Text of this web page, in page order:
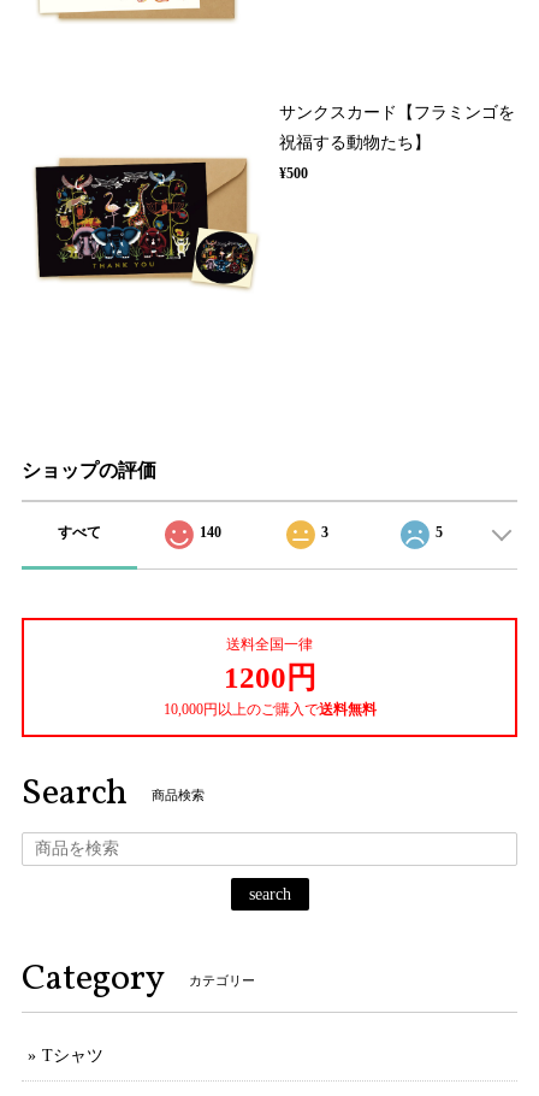
サンクスカード【フラミンゴを
祝福する動物たち】
¥500
ショップの評価
すべて 140 3 5
送料全国一律
1200円
10,000円以上のご購入で送料無料
Search 商品検索
search
Category カテゴリー
Tシャツ